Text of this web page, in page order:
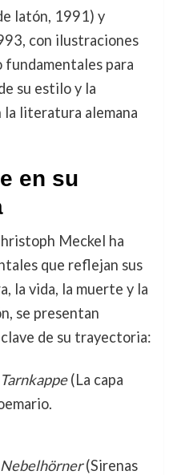
latón, 1991) y
con ilustraciones
fundamentales para
su estilo y la
la literatura alemana
en su
Meckel ha
que reflejan sus
la vida, la muerte y la
se presentan
de su trayectoria:
Tarnkappe(La capa
Nebelhörner(Sirenas